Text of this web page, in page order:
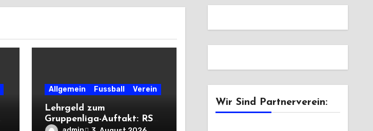
Allgemein Fussball Verein
Lehrgeld zum
Gruppenliga-Auftakt: RSV
Wir Sind Partnerverein: